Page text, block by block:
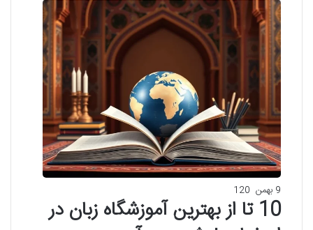
9 بهمن 120
10 تا از بهترین آموزشگاه زبان در